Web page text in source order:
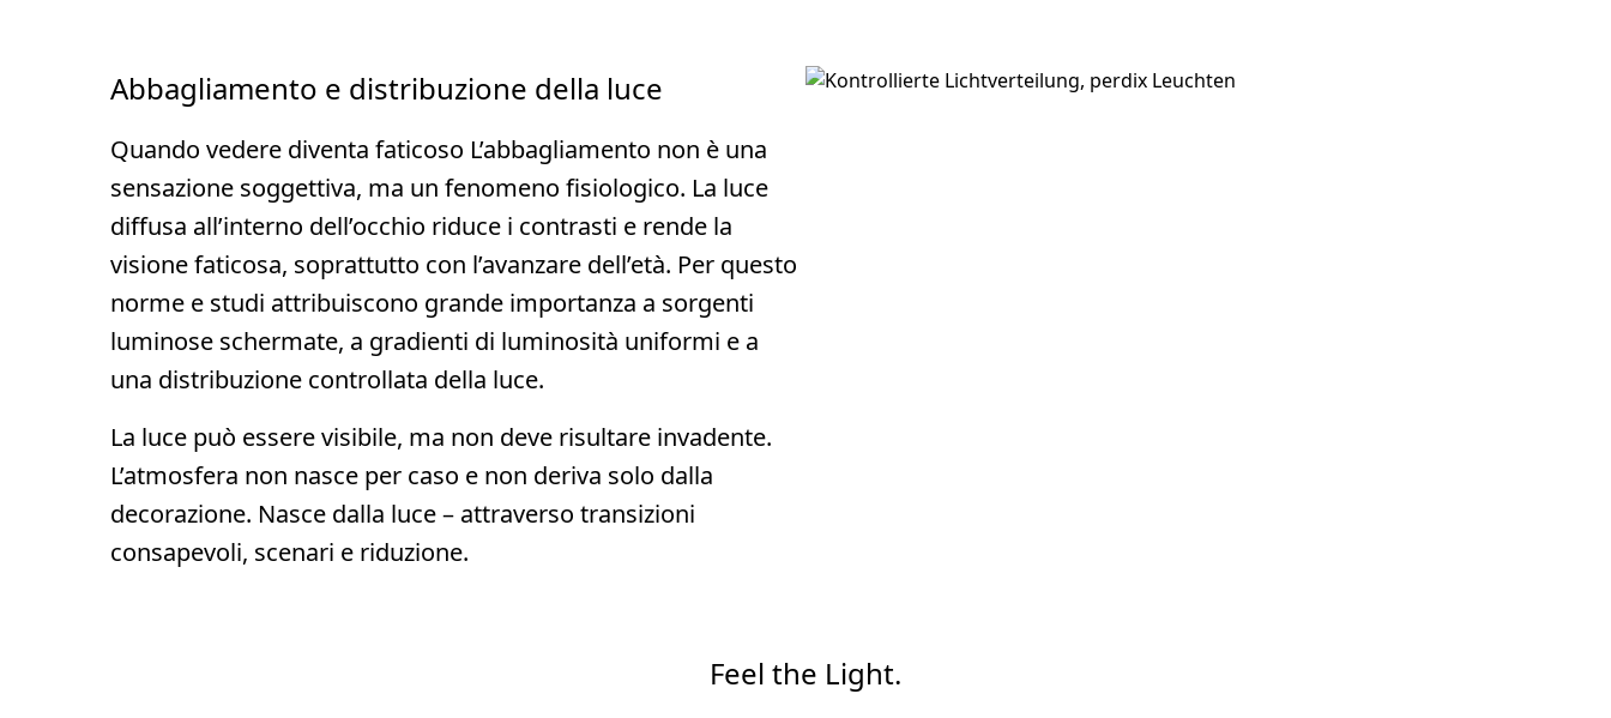
Abbagliamento e distribuzione della luce
Quando vedere diventa faticoso L’abbagliamento non è una
sensazione soggettiva, ma un fenomeno fisiologico. La luce
diffusa all’interno dell’occhio riduce i contrasti e rende la
visione faticosa, soprattutto con l’avanzare dell’età. Per questo
norme e studi attribuiscono grande importanza a sorgenti
luminose schermate, a gradienti di luminosità uniformi e a
una distribuzione controllata della luce.
La luce può essere visibile, ma non deve risultare invadente.
L’atmosfera non nasce per caso e non deriva solo dalla
decorazione. Nasce dalla luce – attraverso transizioni
consapevoli, scenari e riduzione.
Feel the Light.